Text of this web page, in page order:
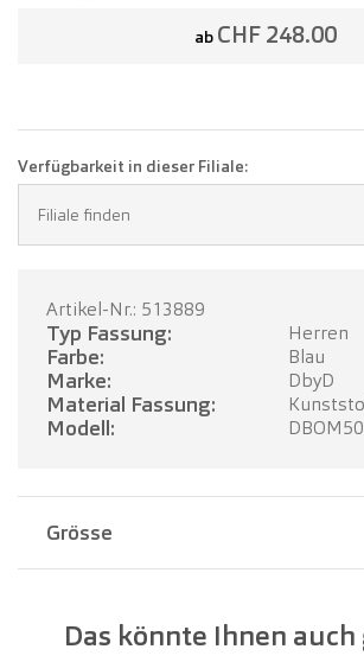
ab CHF 248.00
Verfügbarkeit in dieser Filiale:
Filiale finden
Artikel-Nr.: 513889
Typ Fassung: Herren
Farbe: Blau
Marke: DbyD
Material Fassung:
Modell:
Grösse
Glasbreite:
Das könnte Ihnen